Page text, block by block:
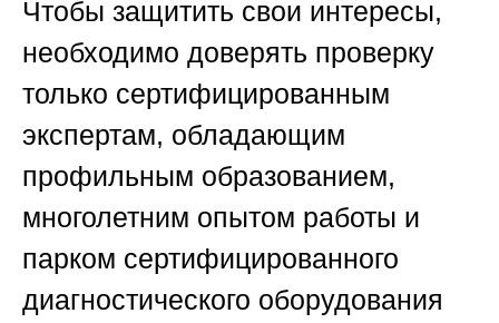
Чтобы защитить свои интересы,
необходимо доверять проверку
только сертифицированным
экспертам, обладающим
профильным образованием,
многолетним опытом работы и
парком сертифицированного
диагностического оборудования